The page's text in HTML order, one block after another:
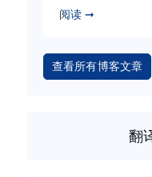
阅读 ➞
查看所有博客文章
翻